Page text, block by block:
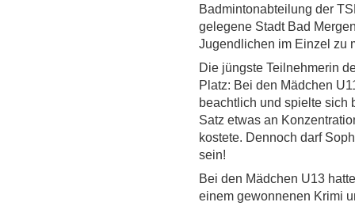
Badmintonabteilung der
gelegene Stadt Bad
Jugendlichen im Einzel zu
Die jüngste Teilnehmerin
Platz: Bei den Mädchen
beachtlich und spielte sich
Satz etwas an
kostete. Dennoch darf
sein!
Bei den Mädchen U13
einem gewonnenen Krimi